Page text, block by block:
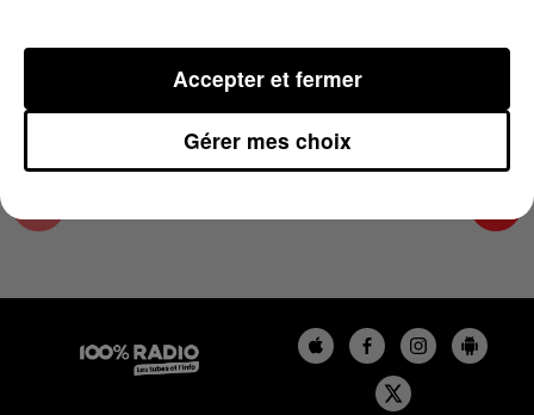
Podcasts infos du Pays Catalan
Gérer mes choix
Accepter et fermer